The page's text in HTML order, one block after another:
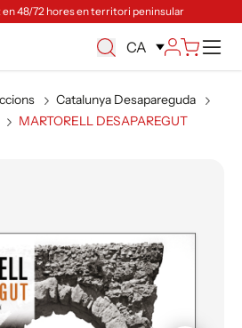
48/72 hores en territori peninsular
CA
Catalunya Desapareguda
MARTORELL DESAPAREGUT